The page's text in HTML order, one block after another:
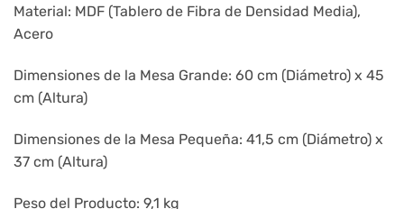
Material: MDF (Tablero de Fibra de Densidad Media),
Acero
Dimensiones de la Mesa Grande: 60 cm (Diámetro) x 45
cm (Altura)
Dimensiones de la Mesa Pequeña: 41,5 cm (Diámetro) x
37 cm (Altura)
Peso del Producto: 9,1 kg